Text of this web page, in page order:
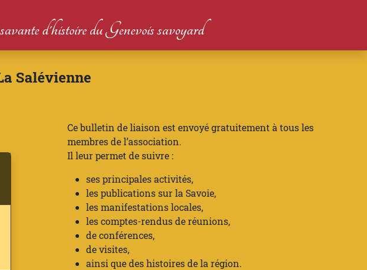
savante d'histoire du Genevois savoyard
Salévienne
Ce bulletin de liaison est envoyé gratuitement à tous les
membres de l’association.
Il leur permet de suivre :
ses principales activités,
les publications sur la Savoie,
les manifestations locales,
les comptes-rendus de réunions,
de conférences,
de visites,
ainsi que des histoires de la région.